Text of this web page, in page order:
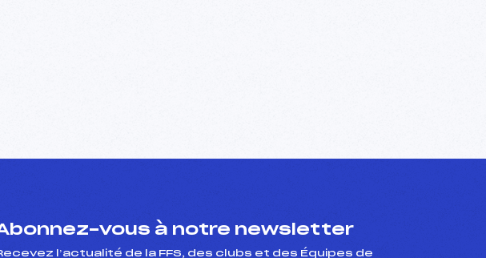
vous à notre newsletter
l’actualité de la FFS, des clubs et des Équipes de